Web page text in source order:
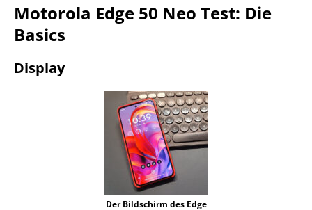
Motorola Edge 50 Neo Test: Die
Basics
Display
Der Bildschirm des Edge